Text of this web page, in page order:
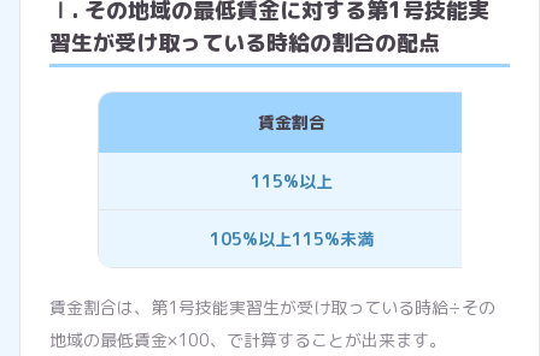
Ⅰ. その地域の最低賃金に対する第1号技能実
習生が受け取っている時給の割合の配点
賃金割合
115%以上
105%以上115%未満
賃金割合は、第1号技能実習生が受け取っている時給÷その
地域の最低賃金×100、で計算することが出来ます。